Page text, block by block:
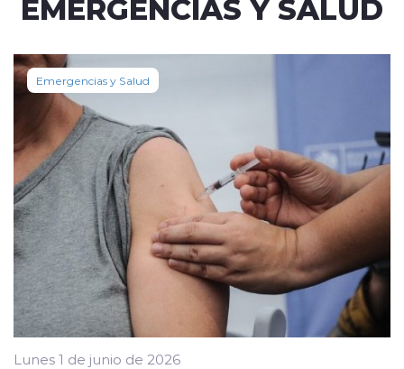
EMERGENCIAS Y SALUD
Emergencias y Salud
Lunes 1 de junio de 2026